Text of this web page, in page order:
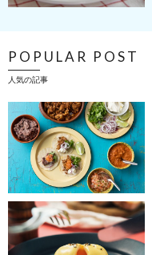
POPULAR POST
人気の記事